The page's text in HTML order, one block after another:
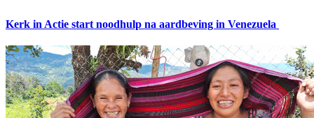
Kerk in Actie start noodhulp na aardbeving in Venezuela